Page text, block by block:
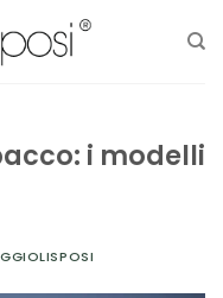
i modelli